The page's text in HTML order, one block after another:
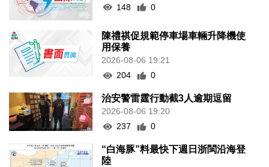
148
0
陳禮祺促規範停車場車輛升降機使
用保養
2026-08-06 19:21
204
0
治安警雷霆行動截3人逾期逗留
2026-08-06 19:20
237
0
“白海豚”料最快下週日浙閩沿海登
陸